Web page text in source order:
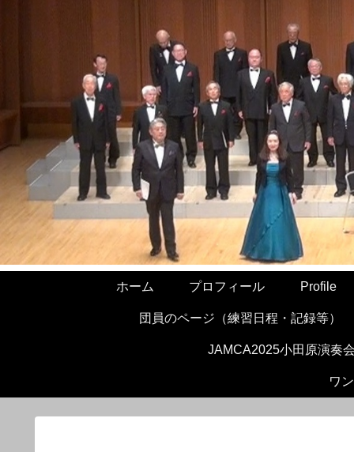
ホーム プロフィール Profile
団員のページ（練習日程・記録等）
JAMCA2025小田原演奏会
ワ